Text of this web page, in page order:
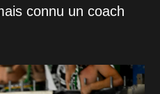
connu un coach